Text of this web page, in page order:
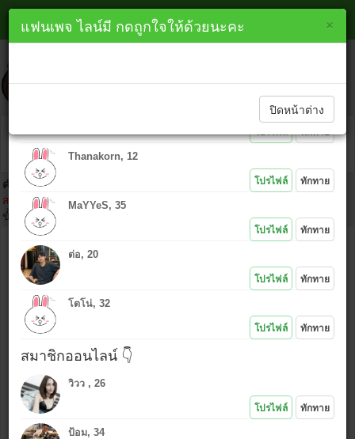
หาเพื่อนไลน์ ชุมพร line
คำเตือน : ห้ามนำไอดีคนอื่นมาโพสต์โดยเด็ดขาด เพราะ IP ที่ท่านโพสต์
สามารถตามตัวได้ และถ้าเกิดเรื่องมาต้องยอมรับในการกระทำของตัวเอง
ขั้นตอนคลิก
ชื่อ :
ไอดีไลน์ :
ข้อความ :
ใช้รูปเดียวกันกับที่โพสต์ล่าสุด
ใช้รูปใหม่ (เลือก*งดรูปลามก
×
lineme.in.th
ทักทายสมาชิกใหม่ 👇
โปรไฟล์ ทักทาย
Thanakorn, 12
โปรไฟล์ ทักทาย
MaYYeS, 35
โปรไฟล์ ทักทาย
ต่อ, 20
โปรไฟล์ ทักทาย
โตโน่, 32
โปรไฟล์ ทักทาย
สมาชิกออนไลน์ 👇
วิวว , 26
โปรไฟล์ ทักทาย
ป้อม, 34
×
แฟนเพจ ไลน์มี กดถูกใจให้ด้วยนะคะ
ปิดหน้าต่าง